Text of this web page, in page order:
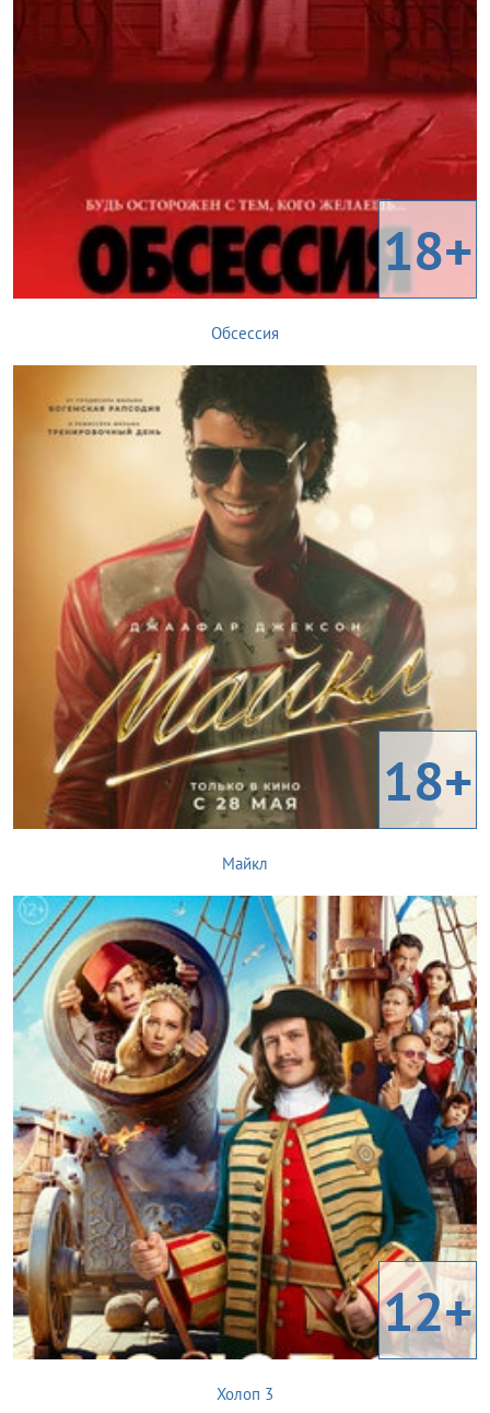
18+
Обсессия
18+
Майкл
12+
Холоп 3